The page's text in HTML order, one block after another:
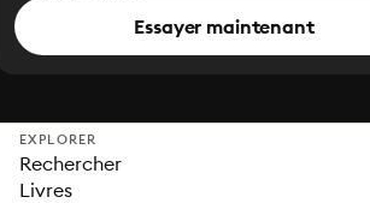
Essayer maintenant
EXPLORER
Rechercher
Livres